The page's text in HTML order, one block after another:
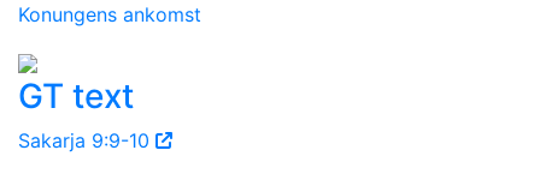
Konungens ankomst
GT text
Sakarja 9:9-10